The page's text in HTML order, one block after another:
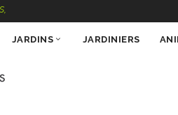
– 100 % Nature
JARDINS JARDINIERS